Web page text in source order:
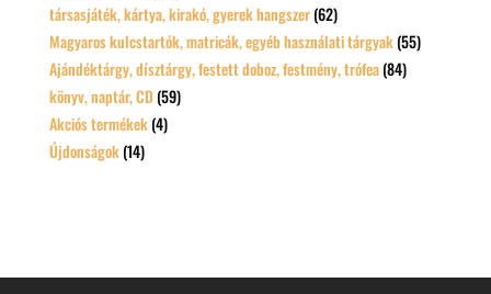
társasjáték, kártya, kirakó, gyerek hangszer (62)
Magyaros kulcstartók, matricák, egyéb használati tárgyak (55)
Ajándéktárgy, dísztárgy, festett doboz, festmény, trófea (84)
könyv, naptár, CD (59)
Akciós termékek (4)
Újdonságok (14)